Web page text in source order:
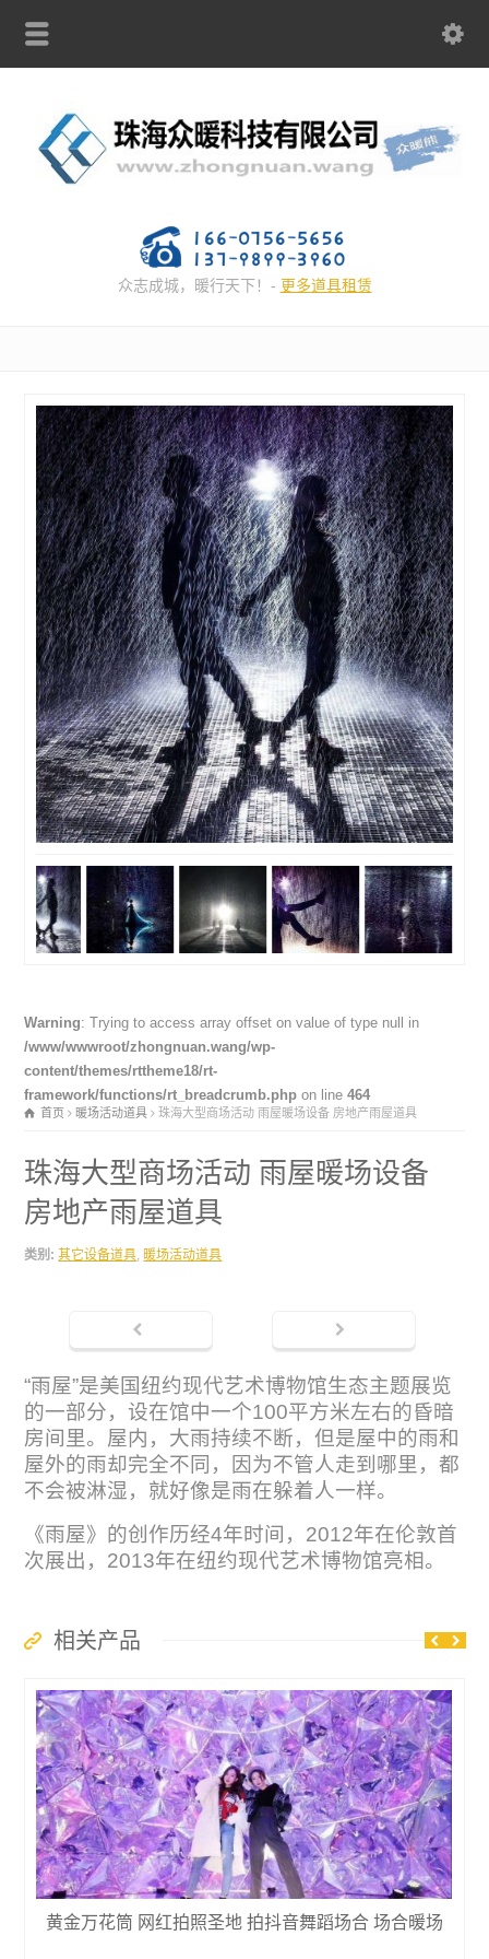
众志成城，暖行天下！- 更多道具租赁
Warning: Trying to access array offset on value of type null in
/www/wwwroot/zhongnuan.wang/wp-
content/themes/rttheme18/rt-
framework/functions/rt_breadcrumb.php on line464
首页 暖场活动道具 珠海大型商场活动 雨屋暖场设备 房地产雨屋道具
珠海大型商场活动 雨屋暖场设备
房地产雨屋道具
类别: 其它设备道具, 暖场活动道具
“雨屋”是美国纽约现代艺术博物馆生态主题展览
的一部分，设在馆中一个100平方米左右的昏暗
房间里。屋内，大雨持续不断，但是屋中的雨和
屋外的雨却完全不同，因为不管人走到哪里，都
不会被淋湿，就好像是雨在躲着人一样。
《雨屋》的创作历经4年时间，2012年在伦敦首
次展出，2013年在纽约现代艺术博物馆亮相。
相关产品
黄金万花筒 网红拍照圣地 拍抖音舞蹈场合 场合暖场